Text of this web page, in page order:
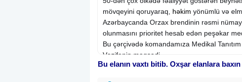
mövqeyini qoruyaraq, həkim yönümlü və
Azərbaycanda Orzax brendinin rəsmi
olunmasını prioritet hesab edən peşəkar
Bu çərçivədə komandamıza Medikal
Vəzifənin məqsədi
Medikal Tanıtım Nümayəndəsi Orzax
Bu elanın vaxtı bitib. Oxşar elanlara baxın